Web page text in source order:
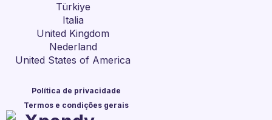
Türkiye
Italia
United Kingdom
Nederland
United States of America
Política de privacidade
Termos e condições gerais